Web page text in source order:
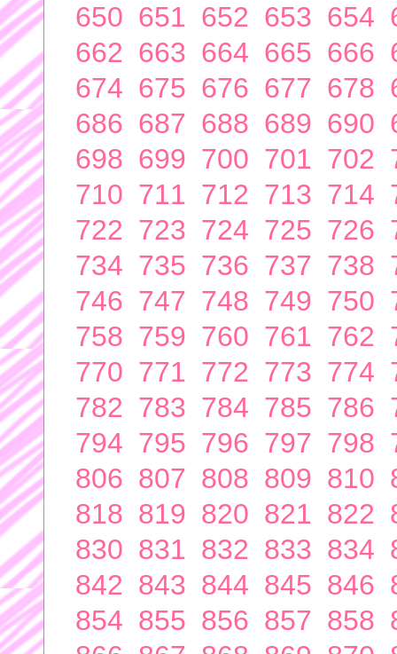
650 651 652 653 654
662 663 664 665 666
674 675 676 677 678
686 687 688 689 690
698 699 700 701 702
710 711 712 713 714
722 723 724 725 726
734 735 736 737 738
746 747 748 749 750
758 759 760 761 762
770 771 772 773 774
782 783 784 785 786
794 795 796 797 798
806 807 808 809 810
818 819 820 821 822
830 831 832 833 834
842 843 844 845 846
854 855 856 857 858